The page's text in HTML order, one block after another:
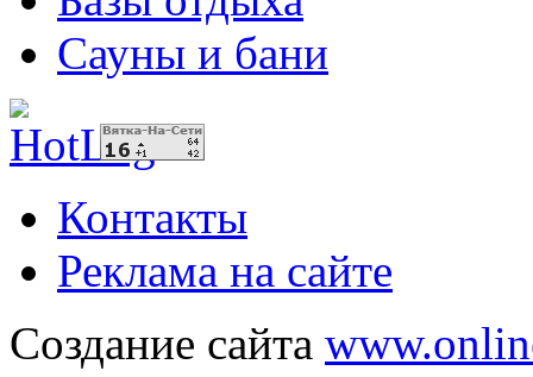
Сауны и бани
Контакты
Реклама на сайте
Создание сайта